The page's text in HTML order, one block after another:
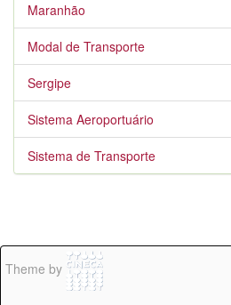
Maranhão
Modal de Transporte
Sergipe
Sistema Aeroportuário
Sistema de Transporte
Theme by